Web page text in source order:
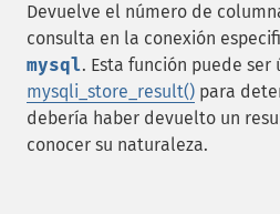
Devuelve el número de
consulta en la conexión
mysql. Esta función puede
mysqli_store_result() para
debería haber devuelto un
conocer su naturaleza.